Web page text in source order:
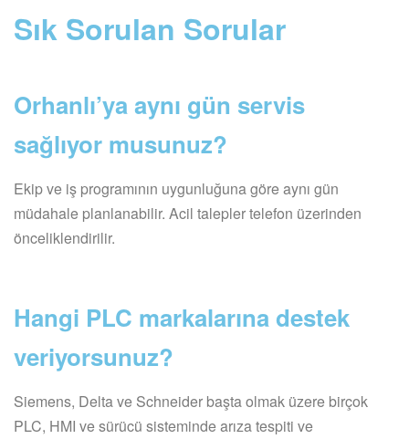
Sık Sorulan Sorular
Orhanlı’ya aynı gün servis
sağlıyor musunuz?
Ekip ve iş programının uygunluğuna göre aynı gün
müdahale planlanabilir. Acil talepler telefon üzerinden
önceliklendirilir.
Hangi PLC markalarına destek
veriyorsunuz?
Siemens, Delta ve Schneider başta olmak üzere birçok
PLC, HMI ve sürücü sisteminde arıza tespiti ve